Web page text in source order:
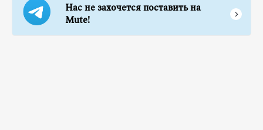
Нас не захочется поставить на
Mute!